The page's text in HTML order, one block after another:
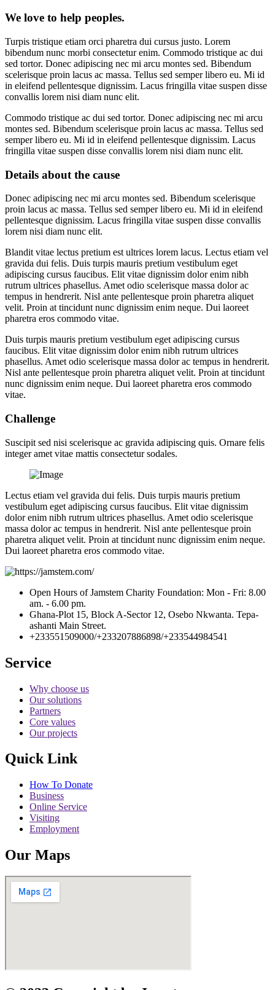
We love to help peoples.
Turpis tristique etiam orci pharetra dui cursus justo. Lorem
bibendum nunc morbi consectetur enim. Commodo tristique ac dui
sed tortor. Donec adipiscing nec mi arcu montes sed. Bibendum
scelerisque proin lacus ac massa. Tellus sed semper libero eu. Mi id
in eleifend pellentesque dignissim. Lacus fringilla vitae suspen disse
convallis lorem nisi diam nunc elit.
Commodo tristique ac dui sed tortor. Donec adipiscing nec mi arcu
montes sed. Bibendum scelerisque proin lacus ac massa. Tellus sed
semper libero eu. Mi id in eleifend pellentesque dignissim. Lacus
fringilla vitae suspen disse convallis lorem nisi diam nunc elit.
Details about the cause
Donec adipiscing nec mi arcu montes sed. Bibendum scelerisque
proin lacus ac massa. Tellus sed semper libero eu. Mi id in eleifend
pellentesque dignissim. Lacus fringilla vitae suspen disse convallis
lorem nisi diam nunc elit.
Blandit vitae lectus pretium est ultrices lorem lacus. Lectus etiam vel
gravida dui felis. Duis turpis mauris pretium vestibulum eget
adipiscing cursus faucibus. Elit vitae dignissim dolor enim nibh
rutrum ultrices phasellus. Amet odio scelerisque massa dolor ac
tempus in hendrerit. Nisl ante pellentesque proin pharetra aliquet
velit. Proin at tincidunt nunc dignissim enim neque. Dui laoreet
pharetra eros commodo vitae.
Duis turpis mauris pretium vestibulum eget adipiscing cursus
faucibus. Elit vitae dignissim dolor enim nibh rutrum ultrices
phasellus. Amet odio scelerisque massa dolor ac tempus in hendrerit.
Nisl ante pellentesque proin pharetra aliquet velit. Proin at tincidunt
nunc dignissim enim neque. Dui laoreet pharetra eros commodo
vitae.
Challenge
Suscipit sed nisi scelerisque ac gravida adipiscing quis. Ornare felis
integer amet vitae mattis consectetur sodales.
Lectus etiam vel gravida dui felis. Duis turpis mauris pretium
vestibulum eget adipiscing cursus faucibus. Elit vitae dignissim
dolor enim nibh rutrum ultrices phasellus. Amet odio scelerisque
massa dolor ac tempus in hendrerit. Nisl ante pellentesque proin
pharetra aliquet velit. Proin at tincidunt nunc dignissim enim neque.
Dui laoreet pharetra eros commodo vitae.
Open Hours of Jamstem Charity Foundation: Mon - Fri: 8.00
am. - 6.00 pm.
Ghana-Plot 15, Block A-Sector 12, Osebo Nkwanta. Tepa-
ashanti Main Street.
+233551509000/+233207886898/+233544984541
Service
Why choose us
Our solutions
Partners
Core values
Our projects
Quick Link
How To Donate
Business
Online Service
Visiting
Employment
Our Maps